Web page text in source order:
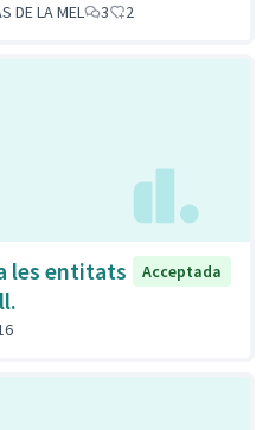
DE LA MEL 3 2
les entitats
Acceptada